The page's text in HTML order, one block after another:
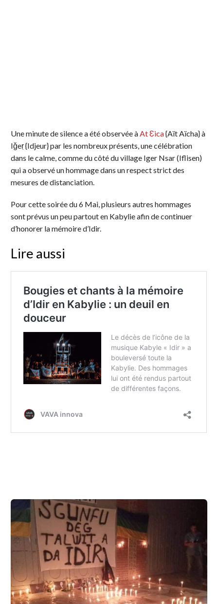
Une minute de silence a été observée àAt Ɛica{Aït Aïcha} à
Iǧeṛ {Idjeur} par les nombreux présents, une célébration
dans le calme, comme du côté du village Iger Nsar (Iflisen)
qui a observé un hommage dans un respect strict des
mesures de distanciation.
Pour cette soirée du 6 Mai, plusieurs autres hommages
sont prévus un peu partout en Kabylie afin de continuer
d’honorer la mémoire d’Idir.
Lire aussi